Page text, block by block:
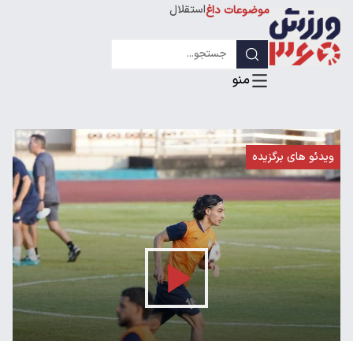
موضوعات داغاستقلال
ویدئو های برگزیده